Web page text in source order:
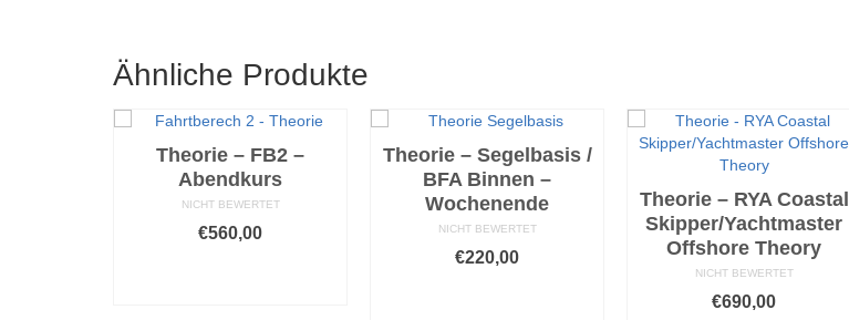
Ähnliche Produkte
Theorie – FB2 –
Abendkurs
NICHT BEWERTET
€560,00
Theorie – Segelbasis /
BFA Binnen –
Wochenende
NICHT BEWERTET
€220,00
Theorie – RYA Coastal
Skipper/Yachtmaster
Offshore Theory
NICHT BEWERTET
€690,00